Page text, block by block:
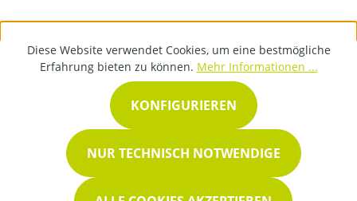
Diese Website verwendet Cookies, um eine bestmögliche
Erfahrung bieten zu können. Mehr Informationen ...
NUR TECHNISCH NOTWENDIGE
KONFIGURIEREN